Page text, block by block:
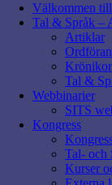
Välkommen
Tal & Språk –
Artiklar
Krönikor
Tal &
Webbinarier
SITS
Kongress
Tal- och
Kurser